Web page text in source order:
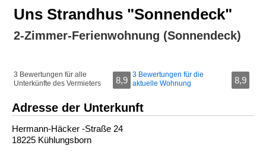
Uns Strandhus "Sonnendeck"
2-Zimmer-Ferienwohnung (Sonnendeck)
3 Bewertungen für alle
Unterkünfte des Vermieters
8,9
3 Bewertungen für die
aktuelle Wohnung
8,9
Adresse der Unterkunft
Hermann-Häcker -Straße 24
18225 Kühlungsborn